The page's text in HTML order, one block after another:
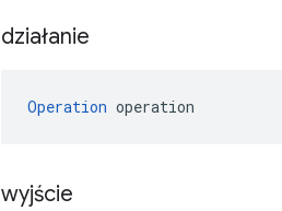
działanie
Operation operation
wyjście